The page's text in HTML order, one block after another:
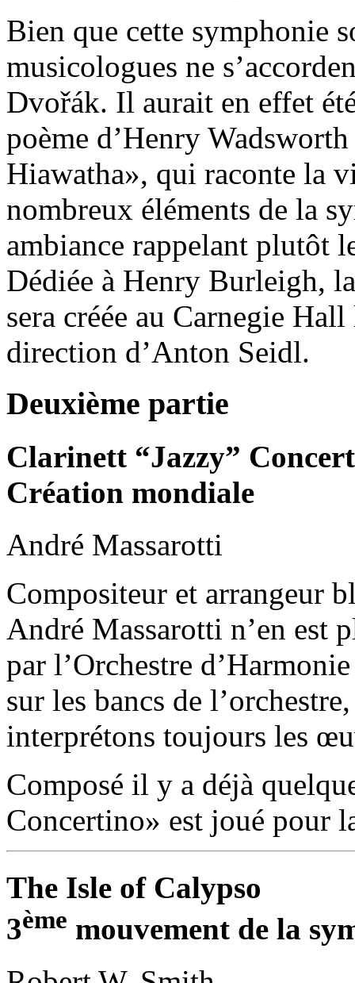
Bien que cette symphonie
musicologues ne
Dvořák. Il aurait en effet
poème d’Henry
Hiawatha», qui raconte la
nombreux éléments de la
ambiance rappelant plutôt
Dédiée à Henry Burleigh,
sera créée au Carnegie
direction d’Anton Seidl.
Deuxième partie
Clarinett “Jazzy”
Création mondiale
André Massarotti
Compositeur et arrangeur
André Massarotti n’en est
par l’Orchestre
sur les bancs de
interprétons toujours les
Composé il y a déjà
Concertino» est joué pour
The Isle of Calypso
3ème mouvement de la